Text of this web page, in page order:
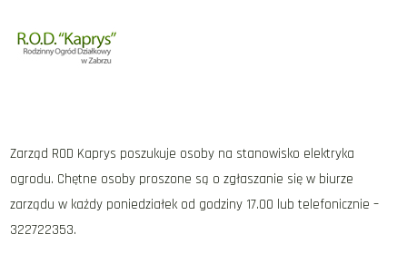
Zarząd ROD Kaprys poszukuje osoby na stanowisko elektryka
ogrodu. Chętne osoby proszone są o zgłaszanie się w biurze
zarządu w każdy poniedziałek od godziny 17.00 lub telefonicznie –
322722353.